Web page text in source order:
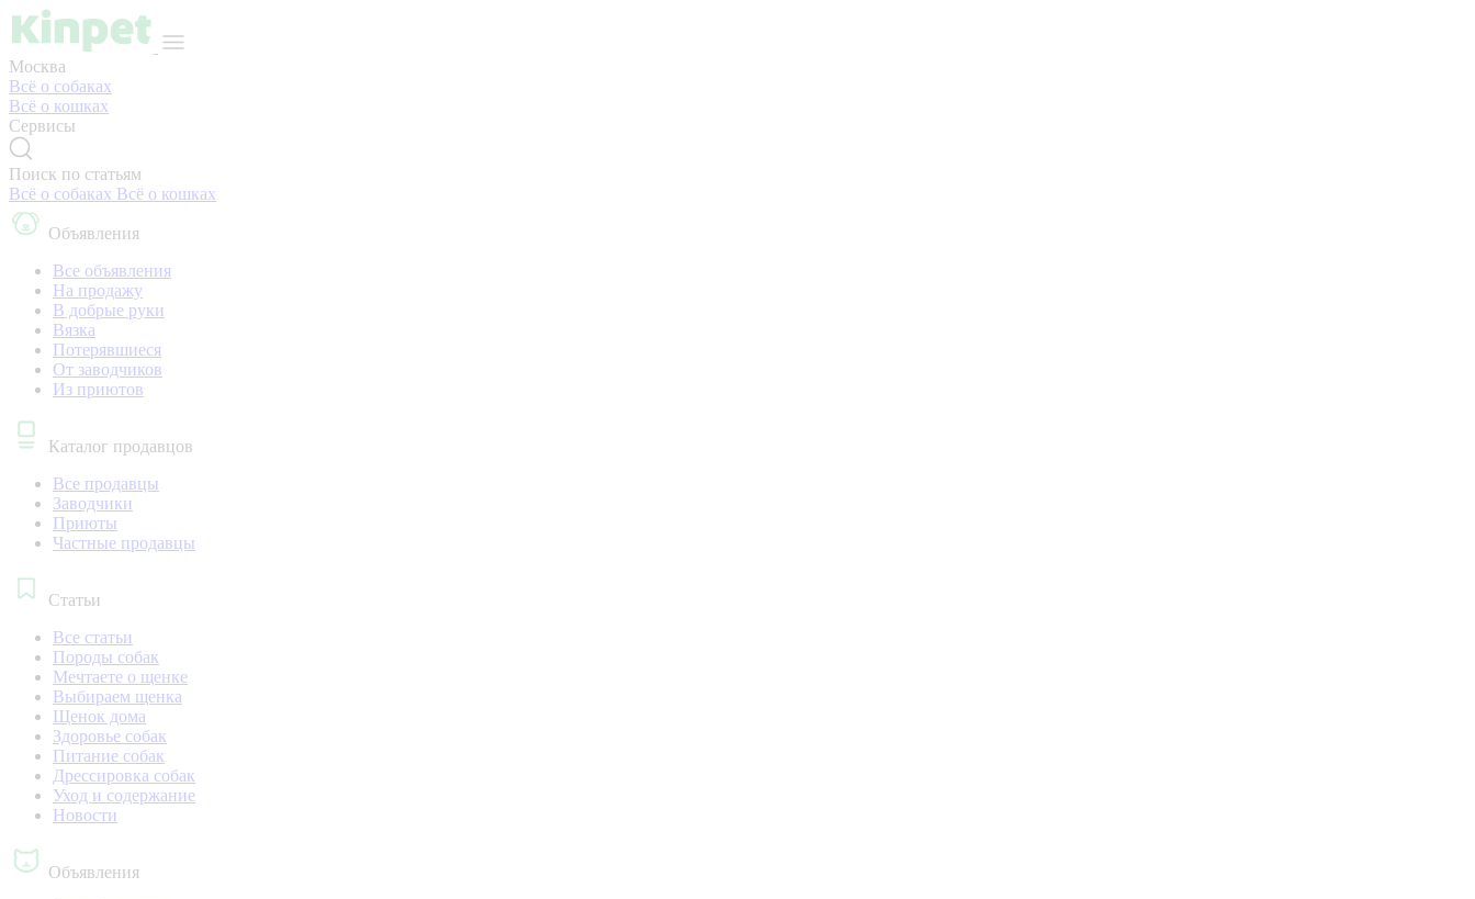
Москва
Всё о собаках
Всё о кошках
Сервисы
Поиск по статьям
Всё о собаках Всё о кошках
Объявления
Все объявления
На продажу
В добрые руки
Вязка
Потерявшиеся
От заводчиков
Из приютов
Каталог продавцов
Все продавцы
Заводчики
Приюты
Частные продавцы
Статьи
Все статьи
Породы собак
Мечтаете о щенке
Выбираем щенка
Щенок дома
Здоровье собак
Питание собак
Дрессировка собак
Уход и содержание
Новости
Объявления